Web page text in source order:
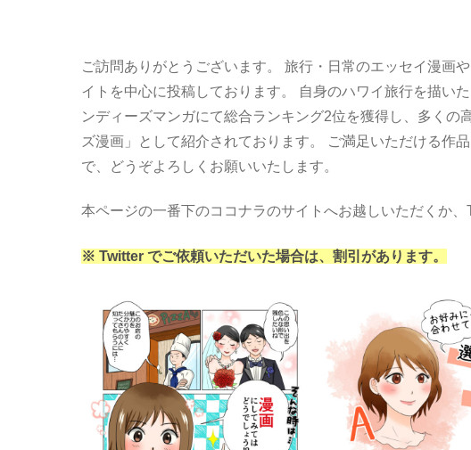
ご訪問ありがとうございます。 旅行・日常のエッセイ漫画
イトを中心に投稿しております。 自身のハワイ旅行を描い
ンディーズマンガにて総合ランキング2位を獲得し、多くの
ズ漫画」として紹介されております。 ご満足いただける作
で、どうぞよろしくお願いいたします。
本ページの一番下のココナラのサイトへお越しいただくか、
※ Twitter でご依頼いただいた場合は、割引があります。